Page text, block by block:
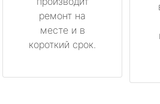
ремонт на
месте и в
короткий срок.